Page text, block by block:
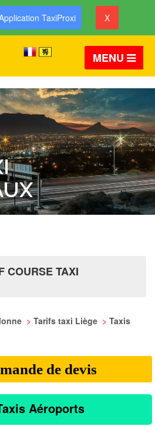
TaxiProxi X
MENU
COURSE TAXI
> Tarifs taxi Liège > Taxis
de devis
Aéroports